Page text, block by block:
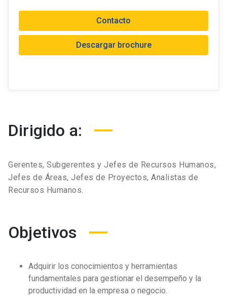
Contacto
Descargar brochure
Dirigido a:
Gerentes, Subgerentes y Jefes de Recursos Humanos,
Jefes de Áreas, Jefes de Proyectos, Analistas de
Recursos Humanos.
Objetivos
Adquirir los conocimientos y herramientas
fundamentales para gestionar el desempeño y la
productividad en la empresa o negocio.